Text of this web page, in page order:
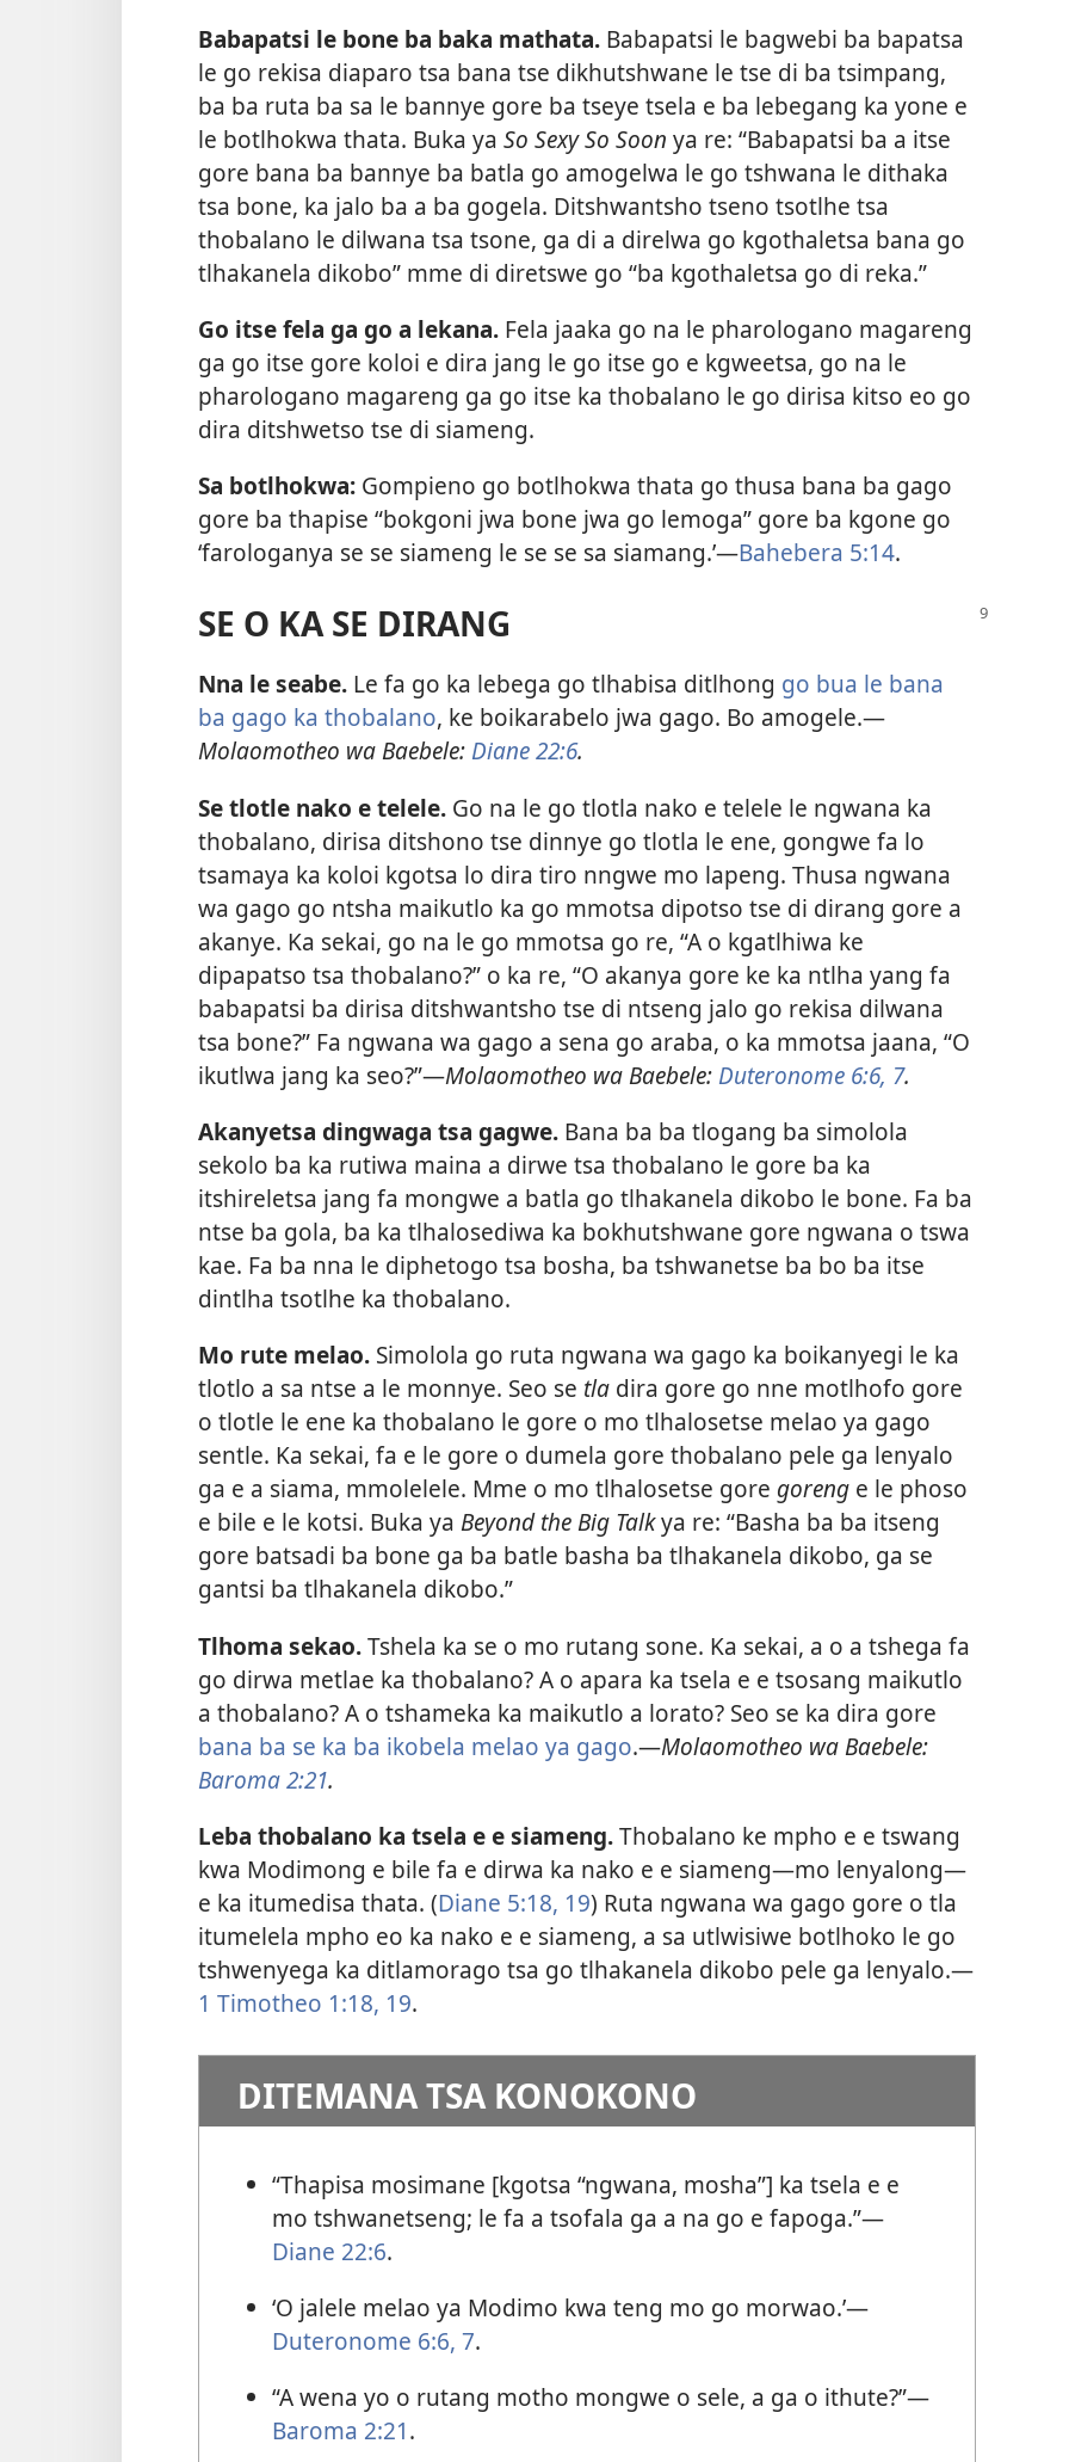
Babapatsi le bone ba baka mathata. Babapatsi le bagwebi ba bapatsa
le go rekisa diaparo tsa bana tse dikhutshwane le tse di ba tsimpang,
ba ba ruta ba sa le bannye gore ba tseye tsela e ba lebegang ka yone e
le botlhokwa thata. Buka ya So Sexy So Soon ya re: “Babapatsi ba a itse
gore bana ba bannye ba batla go amogelwa le go tshwana le dithaka
tsa bone, ka jalo ba a ba gogela. Ditshwantsho tseno tsotlhe tsa
thobalano le dilwana tsa tsone, ga di a direlwa go kgothaletsa bana go
tlhakanela dikobo” mme di diretswe go “ba kgothaletsa go di reka.”
Go itse fela ga go a lekana. Fela jaaka go na le pharologano magareng
ga go itse gore koloi e dira jang le go itse go e kgweetsa, go na le
pharologano magareng ga go itse ka thobalano le go dirisa kitso eo go
dira ditshwetso tse di siameng.
Sa botlhokwa: Gompieno go botlhokwa thata go thusa bana ba gago
gore ba thapise “bokgoni jwa bone jwa go lemoga” gore ba kgone go
‘farologanya se se siameng le se se sa siamang.’—Bahebera 5:14.
SE O KA SE DIRANG
Nna le seabe. Le fa go ka lebega go tlhabisa ditlhong go bua le bana
ba gago ka thobalano, ke boikarabelo jwa gago. Bo amogele.—
Molaomotheo wa Baebele: Diane 22:6.
Se tlotle nako e telele. Go na le go tlotla nako e telele le ngwana ka
thobalano, dirisa ditshono tse dinnye go tlotla le ene, gongwe fa lo
tsamaya ka koloi kgotsa lo dira tiro nngwe mo lapeng. Thusa ngwana
wa gago go ntsha maikutlo ka go mmotsa dipotso tse di dirang gore a
akanye. Ka sekai, go na le go mmotsa go re, “A o kgatlhiwa ke
dipapatso tsa thobalano?” o ka re, “O akanya gore ke ka ntlha yang fa
babapatsi ba dirisa ditshwantsho tse di ntseng jalo go rekisa dilwana
tsa bone?” Fa ngwana wa gago a sena go araba, o ka mmotsa jaana, “O
ikutlwa jang ka seo?”—Molaomotheo wa Baebele: Duteronome 6:6, 7.
Akanyetsa dingwaga tsa gagwe. Bana ba ba tlogang ba simolola
sekolo ba ka rutiwa maina a dirwe tsa thobalano le gore ba ka
itshireletsa jang fa mongwe a batla go tlhakanela dikobo le bone. Fa ba
ntse ba gola, ba ka tlhalosediwa ka bokhutshwane gore ngwana o tswa
kae. Fa ba nna le diphetogo tsa bosha, ba tshwanetse ba bo ba itse
dintlha tsotlhe ka thobalano.
Mo rute melao. Simolola go ruta ngwana wa gago ka boikanyegi le ka
tlotlo a sa ntse a le monnye. Seo se tla dira gore go nne motlhofo gore
o tlotle le ene ka thobalano le gore o mo tlhalosetse melao ya gago
sentle. Ka sekai, fa e le gore o dumela gore thobalano pele ga lenyalo
ga e a siama, mmolelele. Mme o mo tlhalosetse gore goreng e le phoso
e bile e le kotsi. Buka ya Beyond the Big Talkya re: “Basha ba ba itseng
gore batsadi ba bone ga ba batle basha ba tlhakanela dikobo, ga se
gantsi ba tlhakanela dikobo.”
Tlhoma sekao.Tshela ka se o mo rutang sone. Ka sekai, a o a tshega fa
go dirwa metlae ka thobalano? A o apara ka tsela e e tsosang maikutlo
a thobalano? A o tshameka ka maikutlo a lorato? Seo se ka dira gore
bana ba se ka ba ikobela melao ya gago.—Molaomotheo wa Baebele:
Baroma 2:21.
Leba thobalano ka tsela e e siameng.Thobalano ke mpho e e tswang
kwa Modimong e bile fa e dirwa ka nako e e siameng—mo lenyalong—
e ka itumedisa thata. (Diane 5:18, 19) Ruta ngwana wa gago gore o tla
itumelela mpho eo ka nako e e siameng, a sa utlwisiwe botlhoko le go
tshwenyega ka ditlamorago tsa go tlhakanela dikobo pele ga lenyalo.—
1 Timotheo 1:18, 19.
DITEMANA TSA KONOKONO
“Thapisa mosimane [kgotsa “ngwana, mosha”] ka tsela e e
mo tshwanetseng; le fa a tsofala ga a na go e fapoga.”—
Diane 22:6.
‘O jalele melao ya Modimo kwa teng mo go morwao.’—
Duteronome 6:6, 7.
“A wena yo o rutang motho mongwe o sele, a ga o ithute?”—
Baroma 2:21.